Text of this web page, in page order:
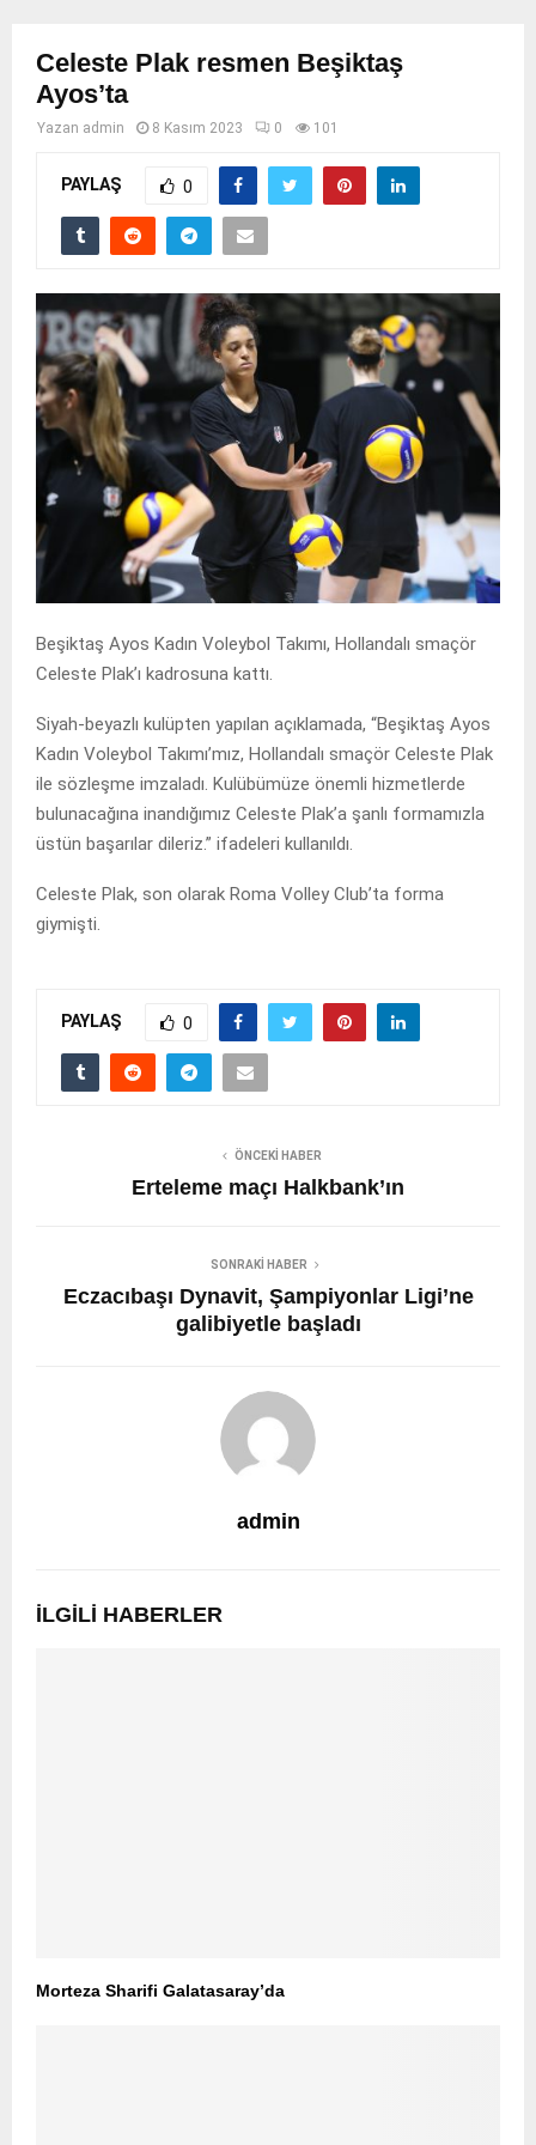
Celeste Plak resmen Beşiktaş
Ayos’ta
Yazan admin 8 Kasım 2023 0 101
PAYLAŞ 0
Beşiktaş Ayos Kadın Voleybol Takımı, Hollandalı smaçör
Celeste Plak’ı kadrosuna kattı.
Siyah-beyazlı kulüpten yapılan açıklamada, “Beşiktaş Ayos
Kadın Voleybol Takımı’mız, Hollandalı smaçör Celeste Plak
ile sözleşme imzaladı. Kulübümüze önemli hizmetlerde
bulunacağına inandığımız Celeste Plak’a şanlı formamızla
üstün başarılar dileriz.” ifadeleri kullanıldı.
Celeste Plak, son olarak Roma Volley Club’ta forma
giymişti.
PAYLAŞ 0
ÖNCEKI HABER
Erteleme maçı Halkbank’ın
SONRAKI HABER
Eczacıbaşı Dynavit, Şampiyonlar Ligi’ne
galibiyetle başladı
admin
İLGILI HABERLER
Morteza Sharifi Galatasaray’da